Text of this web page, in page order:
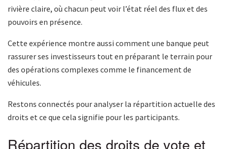
rivière claire, où chacun peut voir l’état réel des flux et des
pouvoirs en présence.
Cette expérience montre aussi comment une banque peut
rassurer ses investisseurs tout en préparant le terrain pour
des opérations complexes comme le financement de
véhicules.
Restons connectés pour analyser la répartition actuelle des
droits et ce que cela signifie pour les participants.
Répartition des droits de vote et